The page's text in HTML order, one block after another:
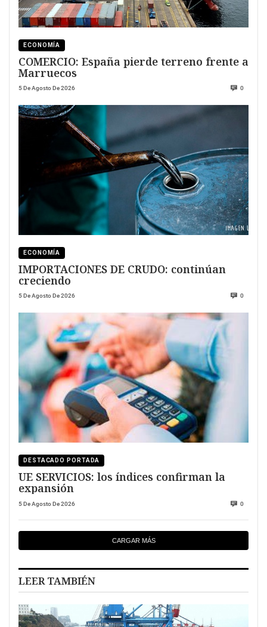
ECONOMÍA
COMERCIO: España pierde terreno frente a
Marruecos
5 De Agosto De 2026 0
ECONOMÍA
IMPORTACIONES DE CRUDO: continúan
creciendo
5 De Agosto De 2026 0
DESTACADO PORTADA
UE SERVICIOS: los índices confirman la
expansión
5 De Agosto De 2026 0
CARGAR MÁS
LEER TAMBIÉN